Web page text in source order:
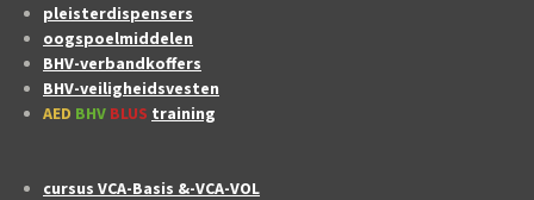
pleisterdispensers
oogspoelmiddelen
BHV-verbandkoffers
BHV-veiligheidsvesten
AED BHV BLUS training
cursus VCA-Basis &-VCA-VOL